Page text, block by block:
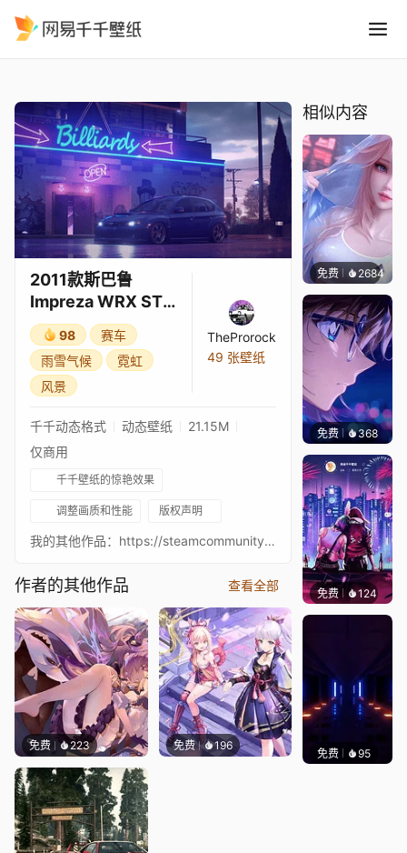
2011款斯巴鲁
Impreza WRX STI
掀背车
98
赛车
雨雪气候
霓虹
风景
TheProrock
49 张壁纸
千千动态格式 动态壁纸
21.15M
仅商用
千千壁纸的惊艳效果
调整画质和性能 版权声明
我的其他作品：https://steamcommunity.com/sharedfiles/filedetails/?id=1715280001 音乐：Phonk类型节拍 "Blow My High" (Prod.Mileex) Soundcloud：https://soundcloud.com/mileex/free-phonk-type-beat-blow-my-high-prodmileex 我的YouTube：https://www.youtube.com/channel/UCKs55vvcXX0JoUztu1klUyw _______________________________________________________________ 使用资源： 雨水滑过窗户：https://steamcommunity.com/sharedfiles/filedetails/?id=2098184293 空闲鼠标光标打盹：https://steamcommunity.com/sharedfiles/filedetails/?id=2097549174 雨水飞溅粒子 (2)：https://steamcommunity.com/sharedfiles/filedetails/?id=2128373241 使用效果： 剪裁晕影：https://steamcommunity.com/sharedfiles/filedetails/?id=2138904733
作者的其他作品 查看全部
免费 223 免费 196
相似内容
免费 2684豆子
免费 368豆子
免费 124鲨鲨啊
免费 95